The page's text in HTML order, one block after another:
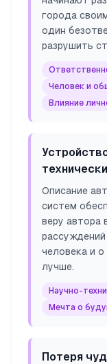
города
один
разрушить
Человек и
Влияние
Описание
систем
веру автора
человека и
лучше.
Научно-
Мечта о
Потеря